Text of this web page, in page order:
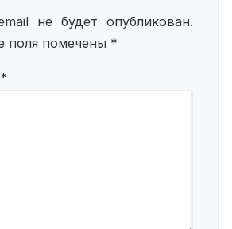
не будет опубликован.
поля помечены *
*